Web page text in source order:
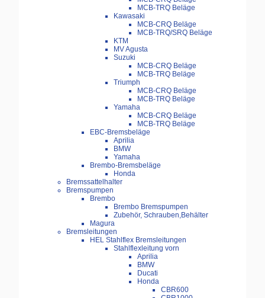
MCB-TRQ Beläge
Kawasaki
MCB-CRQ Beläge
MCB-TRQ/SRQ Beläge
KTM
MV Agusta
Suzuki
MCB-CRQ Beläge
MCB-TRQ Beläge
Triumph
MCB-CRQ Beläge
MCB-TRQ Beläge
Yamaha
MCB-CRQ Beläge
MCB-TRQ Beläge
EBC-Bremsbeläge
Aprilia
BMW
Yamaha
Brembo-Bremsbeläge
Honda
Bremssattelhalter
Bremspumpen
Brembo
Brembo Bremspumpen
Zubehör, Schrauben,Behälter
Magura
Bremsleitungen
HEL Stahlflex Bremsleitungen
Stahlflexleitung vorn
Aprilia
BMW
Ducati
Honda
CBR600